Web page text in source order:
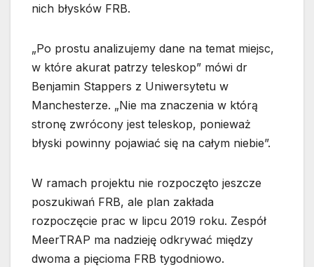
nich błysków FRB.
„Po prostu analizujemy dane na temat miejsc,
w które akurat patrzy teleskop” mówi dr
Benjamin Stappers z Uniwersytetu w
Manchesterze. „Nie ma znaczenia w którą
stronę zwrócony jest teleskop, ponieważ
błyski powinny pojawiać się na całym niebie”.
W ramach projektu nie rozpoczęto jeszcze
poszukiwań FRB, ale plan zakłada
rozpoczęcie prac w lipcu 2019 roku. Zespół
MeerTRAP ma nadzieję odkrywać między
dwoma a pięcioma FRB tygodniowo.